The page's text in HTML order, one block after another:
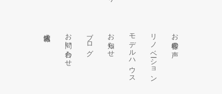
お問い合わせ ブログ お知らせ モデルハウス リノベーション お客様の声